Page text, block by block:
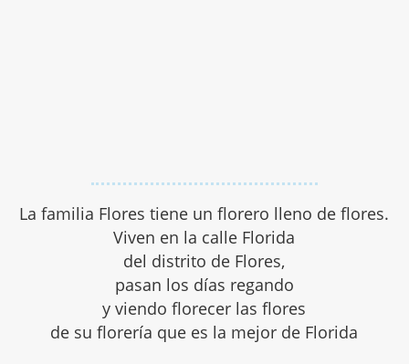
La familia Flores tiene un florero lleno de flores.
Viven en la calle Florida
del distrito de Flores,
pasan los días regando
y viendo florecer las flores
de su florería que es la mejor de Florida